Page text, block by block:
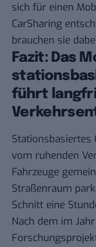
sich für einen
CarSharing
brauchen sie
Fazit: Das
führt
Stationsbasiertes
vom ruhenden
Fahrzeuge
Straßenraum
Schnitt eine
Nach dem im